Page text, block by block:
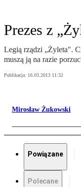
Prezes z
Legią rządzi „Żyleta".
muszą ją na razie
Publikacja: 16.03.2013 11:32
Mirosław Żukowski
Powiązane
Polecane